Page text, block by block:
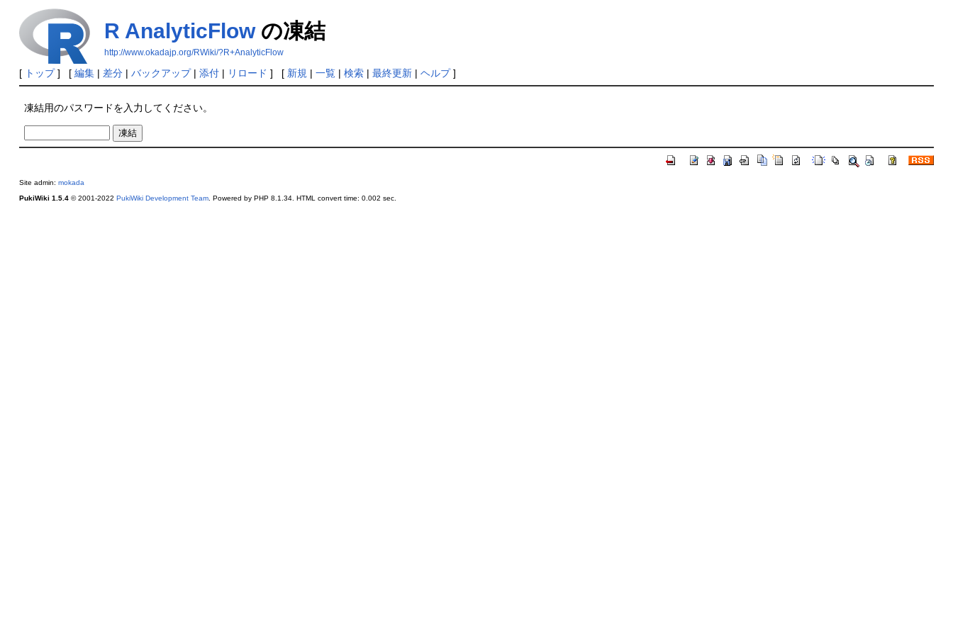
R AnalyticFlowの凍結
http://www.okadajp.org/RWiki/?R+AnalyticFlow
[ トップ] [ 編集| 差分| バックアップ| 添付| リロード ] [ 新規 | 一覧| 検索| 最終更新| ヘルプ]
凍結用のパスワードを入力してください。
Site admin: mokada
PukiWiki 1.5.4© 2001-2022 PukiWiki Development Team. Powered by PHP 8.1.34. HTML convert time: 0.002 sec.